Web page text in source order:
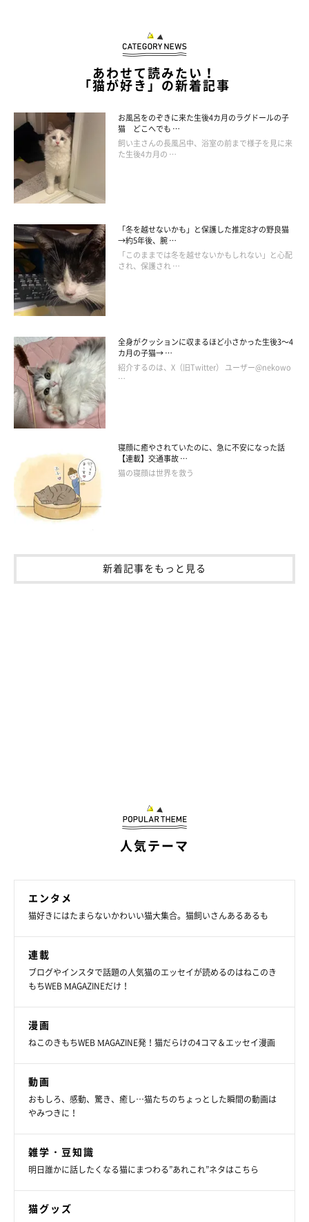
真剣に見上げる口元がかわいい♡
ねこのきもち投稿写真ギャラリー
まずご紹介するのは、白猫のいとちゃん。何かを真剣に見上げて
いますが、その先には何もないようです。ピンクの口元がかわい
まん丸おめめで何を見つめているの？
コルちゃん。天井をじっと凝視していますが、やはり視線の先に
あわせて読みたい！
「猫が好き」の新着記事
お風呂をのぞきに来た生後4カ月のラグドールの子
猫 どこへでも …
飼い主さんの長風呂中、浴室の前まで様子を見に来
た生後4カ月の …
「冬を越せないかも」と保護した推定8才の野良猫
→約5年後、腕 …
「このままでは冬を越せないかもしれない」と心配
され、保護され …
全身がクッションに収まるほど小さかった生後3～4
カ月の子猫→ …
紹介するのは、X（旧Twitter） ユーザー@nekowo
…
寝顔に癒やされていたのに、急に不安になった話
【連載】交通事故 …
猫の寝顔は世界を救う
新着記事をもっと見る
人気テーマ
エンタメ
猫好きにはたまらないかわいい猫大集合。猫飼いさんあるあるも
連載
ブログやインスタで話題の人気猫のエッセイが読めるのはねこのき
もちWEB MAGAZINEだけ！
漫画
ねこのきもちWEB MAGAZINE発！猫だらけの4コマ＆エッセイ漫画
動画
おもしろ、感動、驚き、癒し…猫たちのちょっとした瞬間の動画は
やみつきに！
雑学・豆知識
明日誰かに話したくなる猫にまつわる”あれこれ”ネタはこちら
猫グッズ